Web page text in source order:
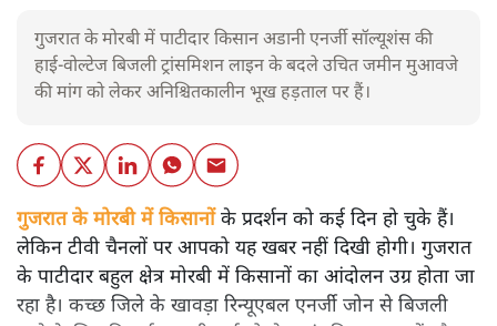
गुजरात के मोरबी में पाटीदार किसान अडानी एनर्जी सॉल्यूशंस की
हाई-वोल्टेज बिजली ट्रांसमिशन लाइन के बदले उचित जमीन मुआवजे
की मांग को लेकर अनिश्चितकालीन भूख हड़ताल पर हैं।
गुजरात के मोरबी में किसानोंके प्रदर्शन को कई दिन हो चुके हैं।
लेकिन टीवी चैनलों पर आपको यह खबर नहीं दिखी होगी। गुजरात
के पाटीदार बहुल क्षेत्र मोरबी में किसानों का आंदोलन उग्र होता जा
रहा है। कच्छ जिले के खावड़ा रिन्यूएबल एनर्जी जोन से बिजली